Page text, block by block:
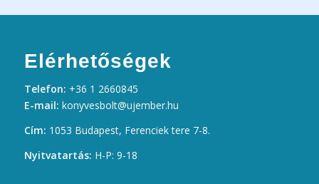
Elérhetőségek
Telefon: +36 1 2660845
E-mail: konyvesbolt@ujember.hu
Cím: 1053 Budapest, Ferenciek tere 7-8.
Nyitvatartás: H-P: 9-18